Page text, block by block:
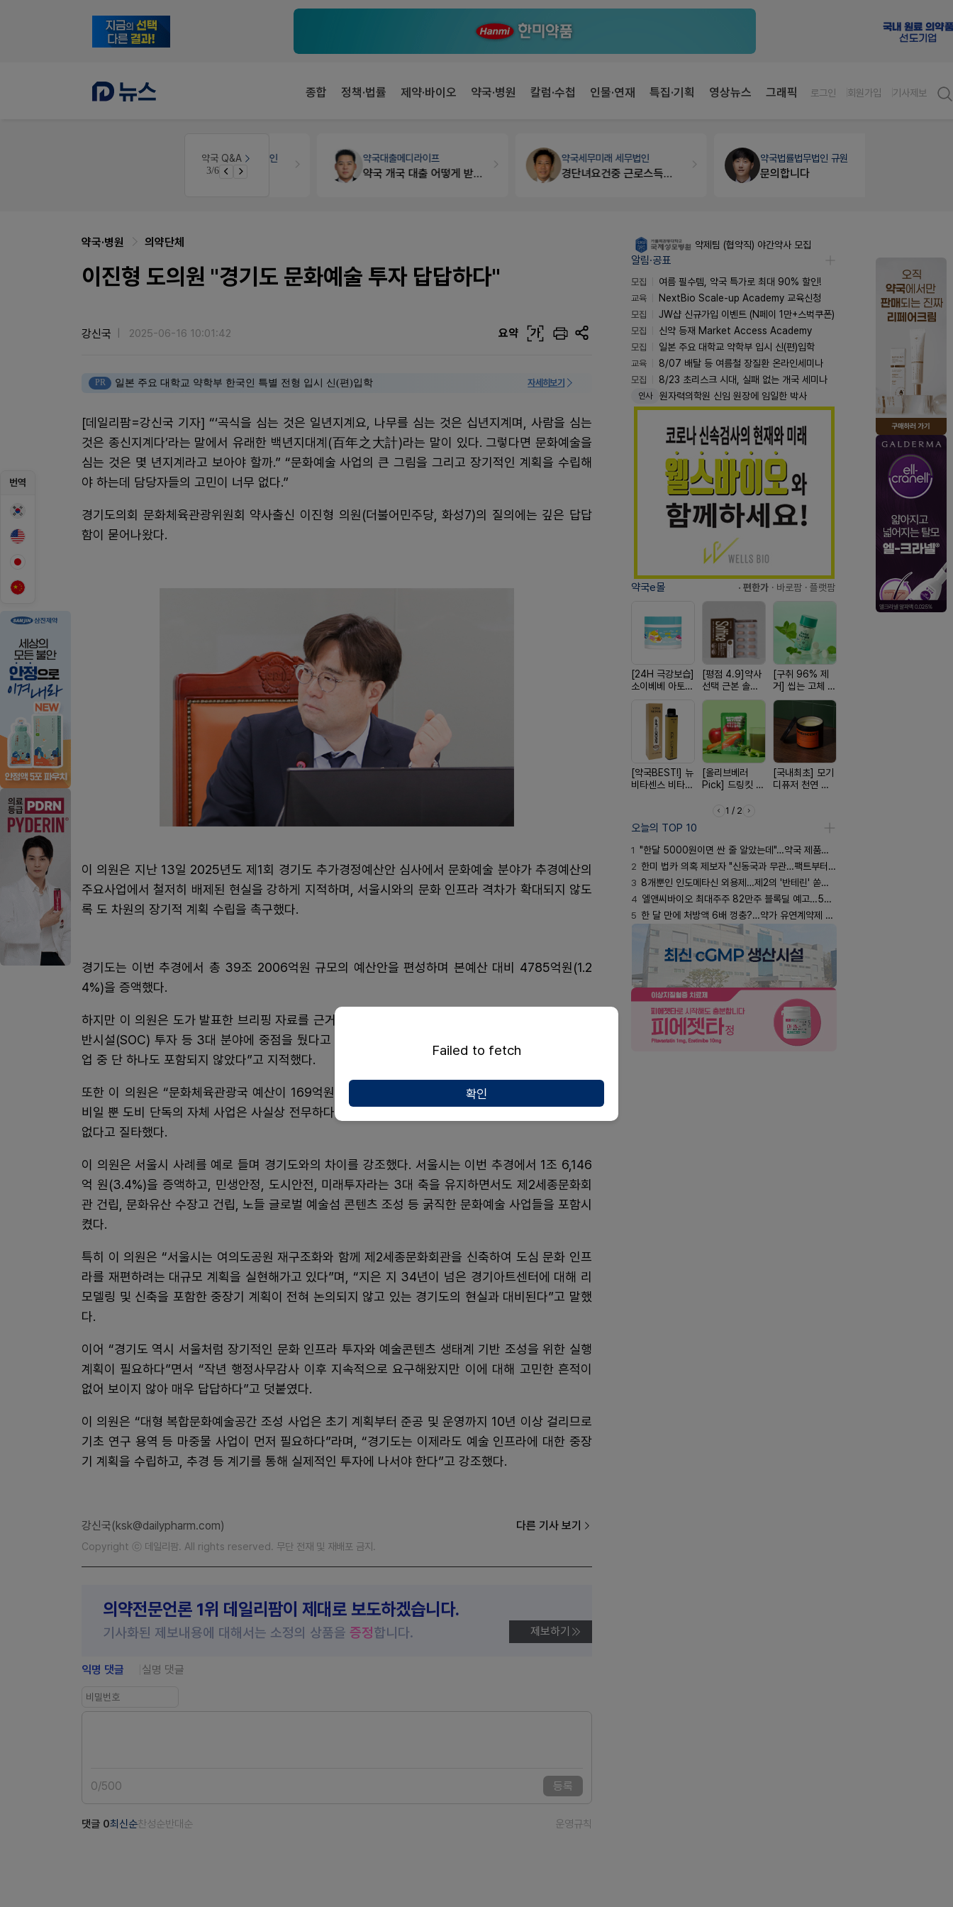
종합 정책·법률 제약·바이오 약국·병원 칼럼·수첩 인물·연재 특집·기획 영상뉴스 그래픽 로그인 회원가입 기사제보
약국 Q&A
3/6
생각자국 디자인 약국대출메디라이프
약국 개국 대출 어떻게 받아야할지 어렵습니다
약국세무미래 세무법인
경단녀요건중 근로스득원천징수액
약국법률법무법인 규원
문의합니다
번역
약국·병원 의약단체
이진형 도의원 "경기도 문화예술 투자 답답하다"
강신국 2025-06-16 10:01:42 요약 가
PR 일본 주요 대학교 약학부 한국인 특별 전형 입시 신(편)입학 자세히보기
[데일리팜=강신국 기자] “‘곡식을 심는 것은 일년지계요, 나무를 심는 것은 십년지계며, 사람을 심는
것은 종신지계다’라는 말에서 유래한 백년지대계(百年之大計)라는 말이 있다. 그렇다면 문화예술을
심는 것은 몇 년지계라고 보아야 할까.” “문화예술 사업의 큰 그림을 그리고 장기적인 계획을 수립해
야 하는데 담당자들의 고민이 너무 없다.”
경기도의회 문화체육관광위원회 약사출신 이진형 의원(더불어민주당, 화성7)의 질의에는 깊은 답답
함이 묻어나왔다.
이 의원은 지난 13일 2025년도 제1회 경기도 추가경정예산안 심사에서 문화예술 분야가 추경예산의
주요사업에서 철저히 배제된 현실을 강하게 지적하며, 서울시와의 문화 인프라 격차가 확대되지 않도
록 도 차원의 장기적 계획 수립을 촉구했다.
경기도는 이번 추경에서 총 39조 2006억원 규모의 예산안을 편성하며 본예산 대비 4785억원(1.2
4%)을 증액했다.
하지만 이 의원은 도가 발표한 브리핑 자료를 근거로 “민생경제 회복, 미래 산업 경쟁력 강화, 사회기
반시설(SOC) 투자 등 3대 분야에 중점을 뒀다고 밝혔지만, 문화예술·체육·관광 분야는 37개 주요사
업 중 단 하나도 포함되지 않았다”고 지적했다.
또한 이 의원은 “문화체육관광국 예산이 169억원 증액됐다고는 하지만, 대부분이 국비 매칭 의무경
비일 뿐 도비 단독의 자체 사업은 사실상 전무하다"며, 경기도의 문화예술 정책 의지를 의심할 수밖에
없다고 질타했다.
이 의원은 서울시 사례를 예로 들며 경기도와의 차이를 강조했다. 서울시는 이번 추경에서 1조 6,146
억 원(3.4%)을 증액하고, 민생안정, 도시안전, 미래투자라는 3대 축을 유지하면서도 제2세종문화회
관 건립, 문화유산 수장고 건립, 노들 글로벌 예술섬 콘텐츠 조성 등 굵직한 문화예술 사업들을 포함시
켰다.
특히 이 의원은 “서울시는 여의도공원 재구조화와 함께 제2세종문화회관을 신축하여 도심 문화 인프
라를 재편하려는 대규모 계획을 실현해가고 있다”며, “지은 지 34년이 넘은 경기아트센터에 대해 리
모델링 및 신축을 포함한 중장기 계획이 전혀 논의되지 않고 있는 경기도의 현실과 대비된다”고 말했
다.
이어 “경기도 역시 서울처럼 장기적인 문화 인프라 투자와 예술콘텐츠 생태계 기반 조성을 위한 실행
계획이 필요하다”면서 “작년 행정사무감사 이후 지속적으로 요구해왔지만 이에 대해 고민한 흔적이
없어 보이지 않아 매우 답답하다”고 덧붙였다.
이 의원은 “대형 복합문화예술공간 조성 사업은 초기 계획부터 준공 및 운영까지 10년 이상 걸리므로
기초 연구 용역 등 마중물 사업이 먼저 필요하다”라며, “경기도는 이제라도 예술 인프라에 대한 중장
기 계획을 수립하고, 추경 등 계기를 통해 실제적인 투자에 나서야 한다”고 강조했다.
강신국(ksk@dailypharm.com) 다른 기사 보기
Copyright ⓒ 데일리팜. All rights reserved. 무단 전재 및 재배포 금지.
의약전문언론 1위 데일리팜이 제대로 보도하겠습니다.
기사화된 제보내용에 대해서는 소정의 상품을 증정합니다. 제보하기
익명 댓글 실명 댓글
0/500 등록
댓글 0최신순찬성순반대순 운영규칙
약제팀 (협약직) 야간약사 모집
알림·공표
모집
여름 필수템, 약국 특가로 최대 90% 할인!
교육
NextBio Scale-up Academy 교육신청
모집
JW샵 신규가입 이벤트 (N페이 1만+스벅쿠폰)
모집
신약 등재 Market Access Academy
모집
일본 주요 대학교 약학부 입시 신(편)입학
교육
8/07 배탈 등 여름철 장질환 온라인세미나
모집
8/23 초리스크 시대, 실패 없는 개국 세미나
인사 원자력의학원 신임 원장에 임일한 박사
약국e몰 · 편한가 · 바로팜 · 플랫팜
[24H 극강보습]
소이베베 아토
[평점 4.9]약사
선택 근본 솔루
션, 솔티스
[구취 96% 제
거] 씹는 고체 가
글
[약국BEST!] 뉴
비타센스 비타민
[올리브베러
Pick] 드링킷 건
[국내최초] 모기
디퓨저 천연 계
1 / 2
오늘의 TOP 10
1 "한달 5000원이면 싼 줄 알았는데"…약국 제품과 비교해보니
2 한미 법카 의혹 제보자 "신동국과 무관…팩트부터 따져야"
3 8개뿐인 인도메타신 외용제…제2의 '반테린' 쏟아지나
4 엘앤씨바이오 최대주주 82만주 블록딜 예고…500억 규모
5 한 달 만에 처방액 6배 껑충?…약가 유연계약제 착시효과
Failed to fetch
확인